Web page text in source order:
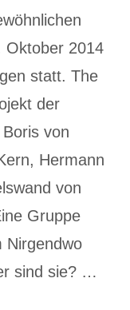
Oktober 2014
statt. The
der
von
Hermann
von
Gruppe
Nirgendwo
sind sie? …